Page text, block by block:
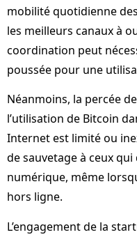
mobilité quotidienne
les meilleurs canaux à
coordination peut
poussée pour une
Néanmoins, la percée
l’utilisation de Bitcoin
Internet est limité ou
de sauvetage à ceux
numérique, même
hors ligne.
L’engagement de la